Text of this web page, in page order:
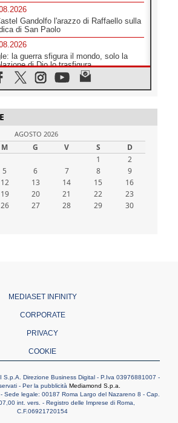
Gandolfo l'arazzo di Raffaello sulla
di San Paolo
la guerra sfigura il mondo, solo la
di Dio lo trasfigura
in Francia, quattro giorni intensi tra
2026, dare voce alle religiose
nello spazio pubblico
gli sfollati invisibili di una crisi
Antigone: carceri al limite della
per caldo e sovraffollamento
AGOSTO 2026
M G V S
D
1
2
5 6 7 8
9
12 13 14 15
16
19 20 21 22
23
26 27 28 29
30
MEDIASET INFINITY
CORPORATE
PRIVACY
COOKIE
S.p.A. Direzione Business Digital - P.Iva 03976881007 -
- Per la pubblicità Mediamond S.p.a.
Sede legale: 00187 Roma Largo del Nazareno 8 - Cap.
int. vers. - Registro delle Imprese di Roma,
C.F.06921720154